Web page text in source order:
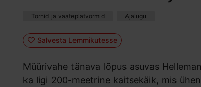
Tornid ja vaateplatvormid Ajalugu
Salvesta Lemmikutesse
Müürivahe tänava lõpus asuvas
ka ligi 200-meetrine kaitsekäik, mis